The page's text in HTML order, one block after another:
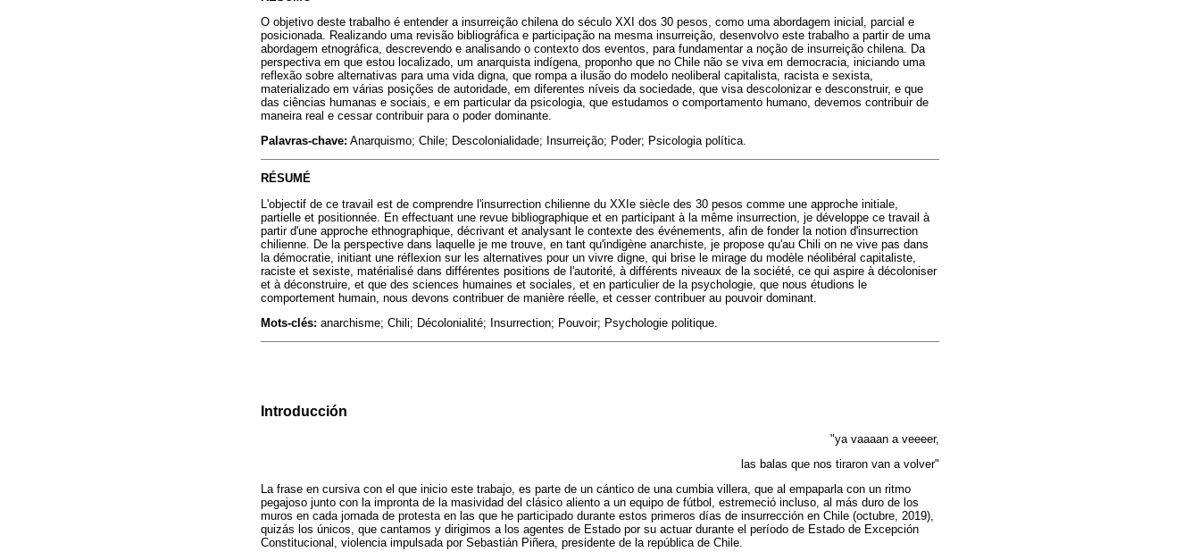
O objetivo deste trabalho é entender a insurreição chilena do século XXI dos 30 pesos, como uma abordagem inicial, parcial e
posicionada. Realizando uma revisão bibliográfica e participação na mesma insurreição, desenvolvo este trabalho a partir de uma
abordagem etnográfica, descrevendo e analisando o contexto dos eventos, para fundamentar a noção de insurreição chilena. Da
perspectiva em que estou localizado, um anarquista indígena, proponho que no Chile não se viva em democracia, iniciando uma
reflexão sobre alternativas para uma vida digna, que rompa a ilusão do modelo neoliberal capitalista, racista e sexista,
materializado em várias posições de autoridade, em diferentes níveis da sociedade, que visa descolonizar e desconstruir, e que
das ciências humanas e sociais, e em particular da psicologia, que estudamos o comportamento humano, devemos contribuir de
maneira real e cessar contribuir para o poder dominante.
Palavras-chave: Anarquismo; Chile; Descolonialidade; Insurreição; Poder; Psicologia política.
RÉSUMÉ
L'objectif de ce travail est de comprendre l'insurrection chilienne du XXIe siècle des 30 pesos comme une approche initiale,
partielle et positionnée. En effectuant une revue bibliographique et en participant à la même insurrection, je développe ce travail à
partir d'une approche ethnographique, décrivant et analysant le contexte des événements, afin de fonder la notion d'insurrection
chilienne. De la perspective dans laquelle je me trouve, en tant qu'indigène anarchiste, je propose qu'au Chili on ne vive pas dans
la démocratie, initiant une réflexion sur les alternatives pour un vivre digne, qui brise le mirage du modèle néolibéral capitaliste,
raciste et sexiste, matérialisé dans différentes positions de l'autorité, à différents niveaux de la société, ce qui aspire à décoloniser
et à déconstruire, et que des sciences humaines et sociales, et en particulier de la psychologie, que nous étudions le
comportement humain, nous devons contribuer de manière réelle, et cesser contribuer au pouvoir dominant.
Mots-clés: anarchisme; Chili; Décolonialité; Insurrection; Pouvoir; Psychologie politique.
Introducción
"ya vaaaan a veeeer,
las balas que nos tiraron van a volver"
La frase en cursiva con el que inicio este trabajo, es parte de un cántico de una cumbia villera, que al empaparla con un ritmo
pegajoso junto con la impronta de la masividad del clásico aliento a un equipo de fútbol, estremeció incluso, al más duro de los
muros en cada jornada de protesta en las que he participado durante estos primeros días de insurrección en Chile (octubre, 2019),
quizás los únicos, que cantamos y dirigimos a los agentes de Estado por su actuar durante el período de Estado de Excepción
Constitucional, violencia impulsada por Sebastián Piñera, presidente de la república de Chile.